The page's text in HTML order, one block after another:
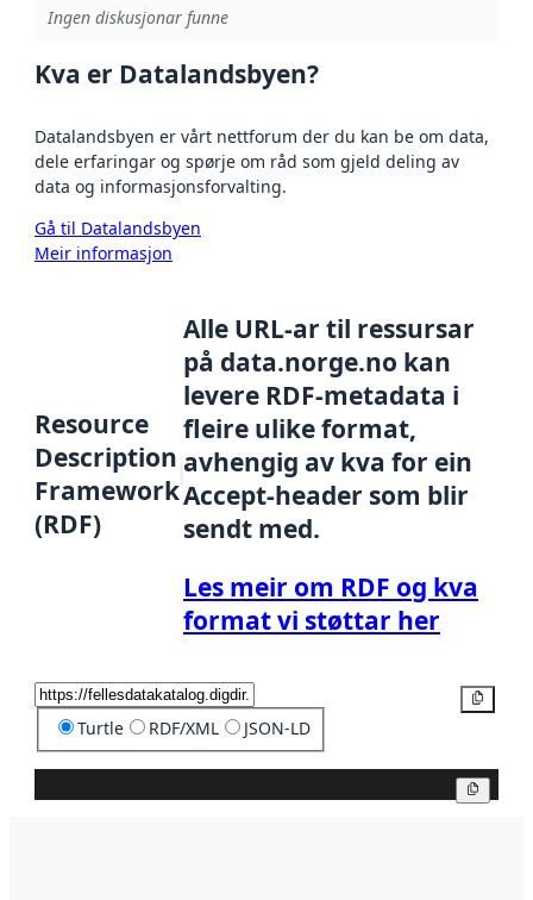
Ingen diskusjonar funne
Kva er Datalandsbyen?
Datalandsbyen er vårt nettforum der du kan be om data,
dele erfaringar og spørje om råd som gjeld deling av
data og informasjonsforvalting.
Gå til Datalandsbyen
Meir informasjon
Resource
Description
Framework
(RDF)
Alle URL-ar til ressursar
på data.norge.no kan
levere RDF-metadata i
fleire ulike format,
avhengig av kva for ein
Accept-header som blir
sendt med.
Les meir om RDF og kva
format vi støttar her
Turtle RDF/XML JSON-LD